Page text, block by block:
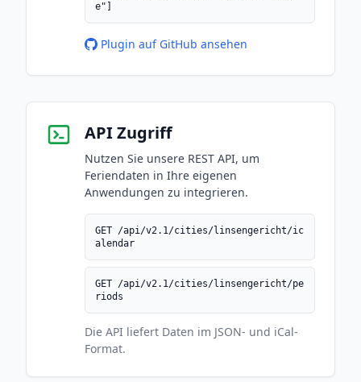
e"]
Plugin auf GitHub ansehen
API Zugriff
Nutzen Sie unsere REST API, um
Feriendaten in Ihre eigenen
Anwendungen zu integrieren.
GET /api/v2.1/cities/linsengericht/ic
alendar
GET /api/v2.1/cities/linsengericht/pe
riods
Die API liefert Daten im JSON- und iCal-
Format.